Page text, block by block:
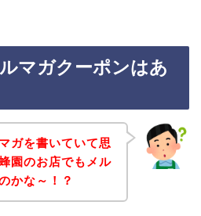
マガクーポンはあ
ガを書いていて思
園のお店でもメル
かな～！？